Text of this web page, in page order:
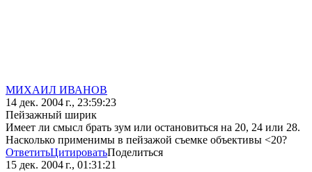
МИХАИЛ ИВАНОВ
14 дек. 2004 г., 23:59:23
Пейзажный ширик
Имеет ли смысл брать зум или остановиться на 20, 24 или 28.
Насколько применимы в пейзажой съемке объективы <20?
ОтветитьЦитироватьПоделиться
15 дек. 2004 г., 01:31:21